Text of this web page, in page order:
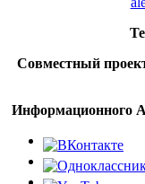
Совместный
Информационного